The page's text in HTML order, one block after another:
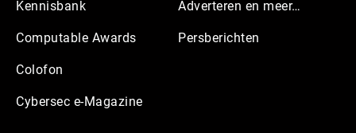
Kennisbank
Computable Awards
Colofon
Cybersec e-Magazine
Adverteren en meer…
Persberichten